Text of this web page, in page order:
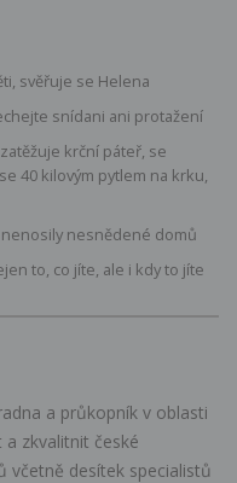
svěřuje se Helena
snídani ani protažení
krční páteř, se
40 kilovým pytlem na krku,
nenosily nesnědené domů
to, co jíte, ale i kdy to jíte
a průkopník v oblasti
zkvalitnit české
včetně desítek specialistů